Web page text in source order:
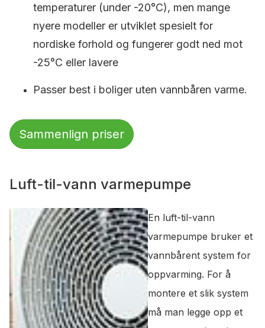
temperaturer (under -20°C), men mange
nyere modeller er utviklet spesielt for
nordiske forhold og fungerer godt ned mot
-25°C eller lavere
Passer best i boliger uten vannbåren varme.
Sammenlign priser
Luft-til-vann varmepumpe
En luft-til-vann
varmepumpe bruker et
vannbårent system for
oppvarming. For å
montere et slik system
må man legge opp et